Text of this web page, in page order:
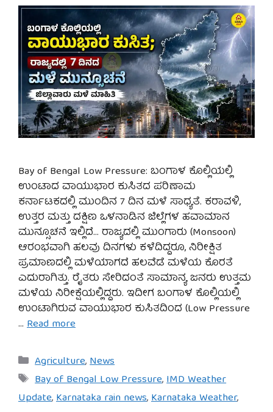
Bay of Bengal Low Pressure: ಬಂಗಾಳ ಕೊಲ್ಲಿಯಲ್ಲಿ
ಉಂಟಾದ ವಾಯುಭಾರ ಕುಸಿತದ ಪರಿಣಾಮ
ಕರ್ನಾಟಕದಲ್ಲಿ ಮುಂದಿನ 7 ದಿನ ಮಳೆ ಸಾಧ್ಯತೆ. ಕರಾವಳಿ,
ಉತ್ತರ ಮತ್ತು ದಕ್ಷಿಣ ಒಳನಾಡಿನ ಜಿಲ್ಲೆಗಳ ಹವಾಮಾನ
ಮುನ್ಸೂಚನೆ ಇಲ್ಲಿದೆ… ರಾಜ್ಯದಲ್ಲಿ ಮುಂಗಾರು (Monsoon)
ಆರಂಭವಾಗಿ ಹಲವು ದಿನಗಳು ಕಳೆದಿದ್ದರೂ, ನಿರೀಕ್ಷಿತ
ಪ್ರಮಾಣದಲ್ಲಿ ಮಳೆಯಾಗದೆ ಹಲವೆಡೆ ಮಳೆಯ ಕೊರತೆ
ಎದುರಾಗಿತ್ತು. ರೈತರು ಸೇರಿದಂತೆ ಸಾಮಾನ್ಯ ಜನರು ಉತ್ತಮ
ಮಳೆಯ ನಿರೀಕ್ಷೆಯಲ್ಲಿದ್ದರು. ಇದೀಗ ಬಂಗಾಳ ಕೊಲ್ಲಿಯಲ್ಲಿ
ಉಂಟಾಗಿರುವ ವಾಯುಭಾರ ಕುಸಿತದಿಂದ (Low Pressure
… Read more
Categories
Agriculture,News
Tags
Bay of Bengal Low Pressure,IMD Weather
Update,Karnataka rain news,Karnataka Weather,